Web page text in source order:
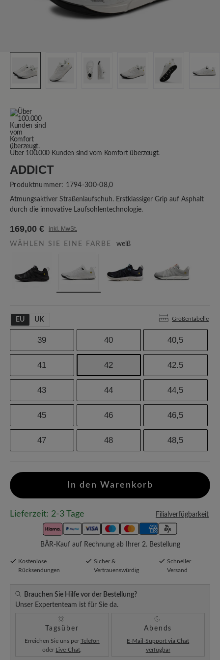
Über 100.000 Kunden sind vom Komfort überzeugt.
ADDICT
Produktnummer: 1794-300-08,0
Atmungsaktiver Straßenlaufschuh. Erstklassiger Grip auf Asphalt
durch die innovative Laufsohlentechnologie.
169,00 € inkl. MwSt.
WÄHLEN SIE EINE FARBE weiß
EU UK Größentabelle
39 40 40,5
41 42 42.5
43 44 44,5
45 46 46,5
47 48 48,5
In den Warenkorb
Lieferzeit: 2-3 Tage Filialverfügbarkeit
BÄR-Kauf auf Rechnung ab Ihrer 2. Bestellung
Kostenlose
Rücksendungen
Sicher &
Vertrauenswürdig
Schneller
Versand
Brauchen Sie Hilfe vor der Bestellung?
Unser Expertenteam ist für Sie da.
Tagsüber
Erreichen Sie uns per Telefon
oder Live-Chat
Abends
E-Mail-Support via Chat
verfügbar